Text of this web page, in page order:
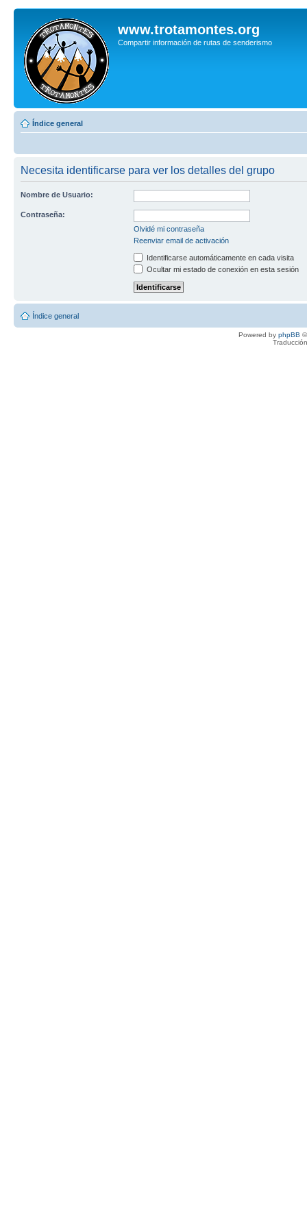
www.trotamontes.org
Compartir información de rutas de senderismo
Índice general
Necesita identificarse para ver los detalles del grupo
Nombre de Usuario:
Contraseña:
Olvidé mi contraseña
Reenviar email de activación
Identificarse automáticamente en cada visita
Ocultar mi estado de conexión en esta sesión
Índice general
Powered by phpBB